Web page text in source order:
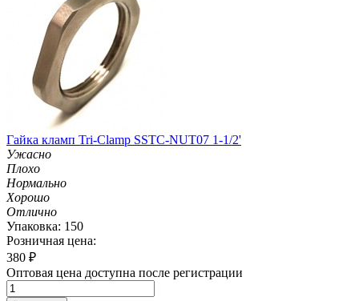
Гайка кламп Tri-Clamp SSTC-NUT07 1-1/2'
Ужасно
Плохо
Нормально
Хорошо
Отлично
Упаковка: 150
Розничная цена:
380 ₽
Оптовая цена доступна после регистрации